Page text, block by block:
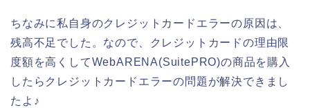
ちなみに私自身のクレジットカードエラーの原因は、
残高不足でした。なので、クレジットカードの理由限
度額を高くしてWebARENA(SuitePRO)の商品を購入
したらクレジットカードエラーの問題が解決できまし
たよ♪